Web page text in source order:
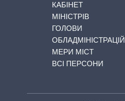
КАБІНЕТ
МІНІСТРІВ
ГОЛОВИ
ОБЛАДМІНІСТРАЦІЙ
МЕРИ МІСТ
ВСІ ПЕРСОНИ